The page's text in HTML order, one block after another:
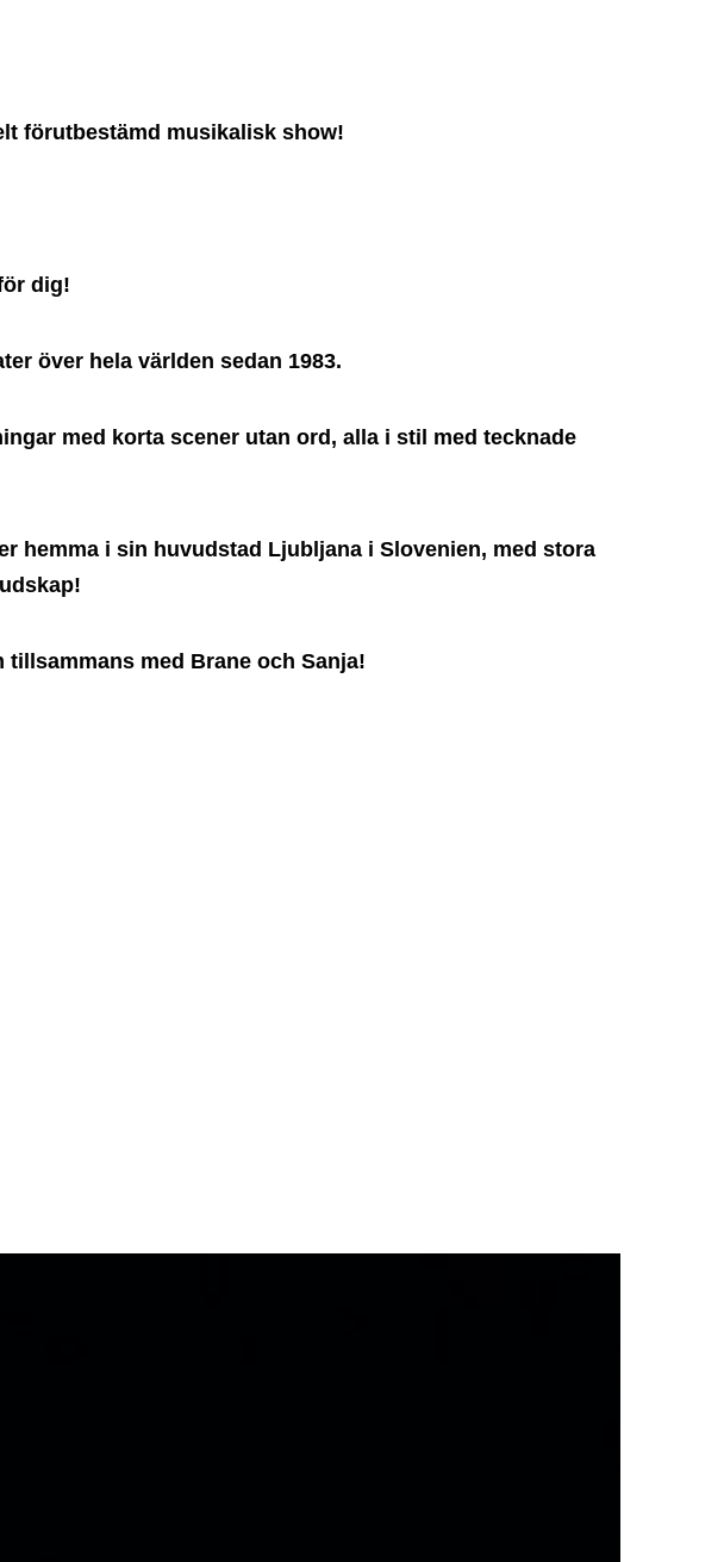
förutbestämd musikalisk show!
dig!
över hela världen sedan 1983.
med korta scener utan ord, alla i stil med tecknade
hemma i sin huvudstad Ljubljana i Slovenien, med stora
med Brane och Sanja!